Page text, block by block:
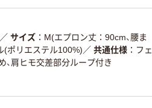
／ サイズ
M(エプロン丈：90cm、腰ま
(ポリエステル100%) ／ 共通仕様
フェ
、肩ヒモ交差部分ループ付き